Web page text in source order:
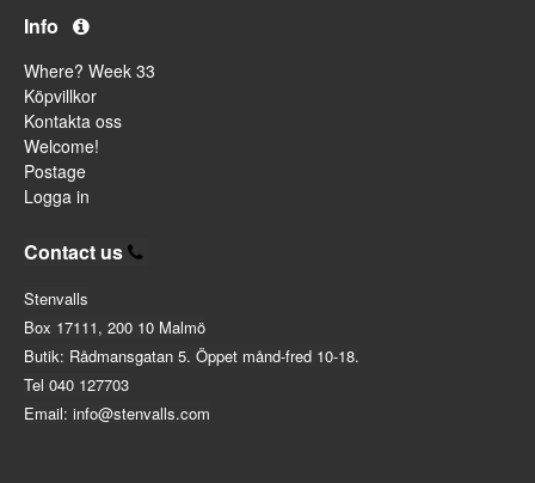
Info
Where? Week 33
Köpvillkor
Kontakta oss
Welcome!
Postage
Logga in
Contact us
Stenvalls
Box 17111, 200 10 Malmö
Butik: Rådmansgatan 5. Öppet månd-fred 10-18.
Tel 040 127703
Email: info@stenvalls.com